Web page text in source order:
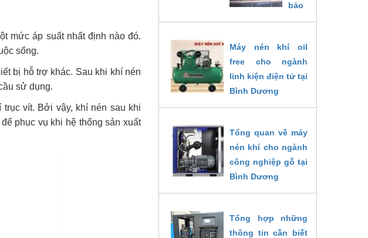
mức áp suất nhất định nào đó.
sống.
bị hỗ trợ khác. Sau khi khí nén
sử dụng.
vít. Bởi vậy, khí nén sau khi
phục vụ khi hệ thống sản xuất
kế
theo
chuẩn
Đức
với
mềm
thuật
mới
nhất.
bảo
quản
phẩm
tại
Bình
12/09/2022
Máy nén khí oil
free cho ngành
linh kiện điện tử tại
Bình Dương
Tổng quan về máy
nén khí cho ngành
công nghiệp gỗ tại
Bình Dương
Tổng hợp những
thông tin cần biết